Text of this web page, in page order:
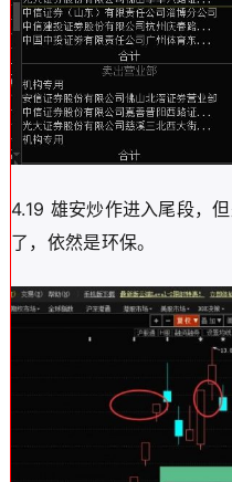
4.19 雄安炒作进入尾段，
了，依然是环保。